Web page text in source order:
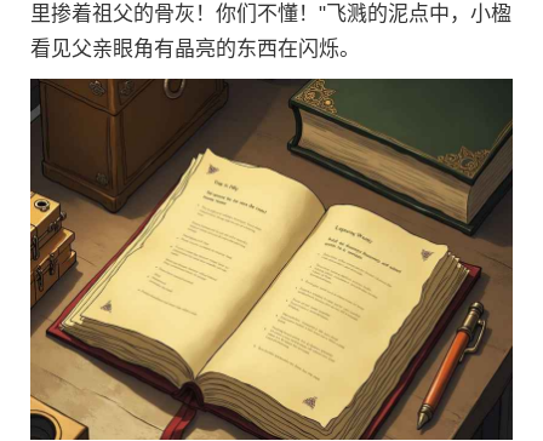
里掺着祖父的骨灰！你们不懂！"飞溅的泥点中，小楹
看见父亲眼角有晶亮的东西在闪烁。